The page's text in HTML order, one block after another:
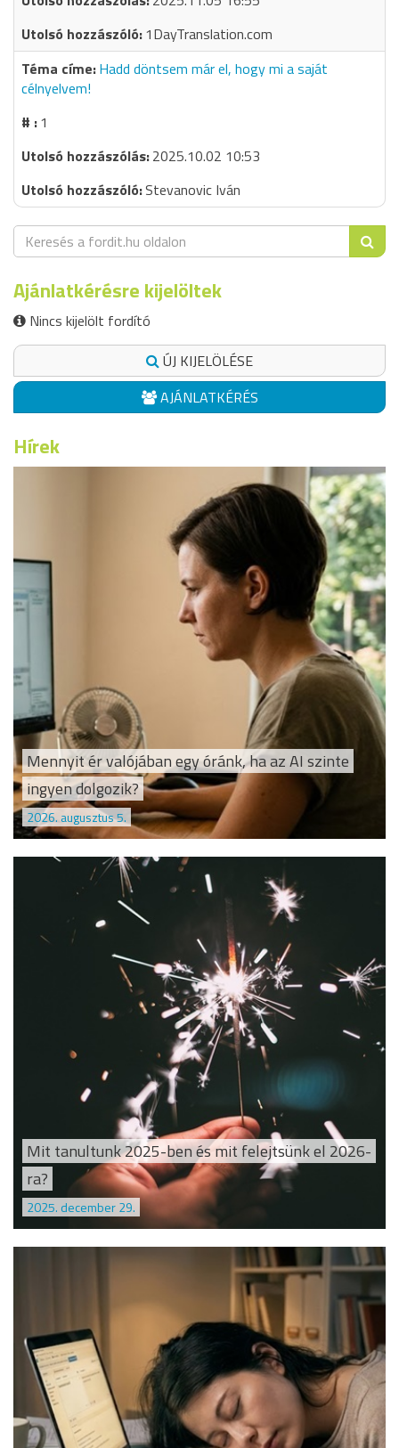
1DayTranslation.com
Hadd döntsem már el, hogy mi a saját
célnyelvem!
1
2025.10.02 10:53
Stevanovic Iván
Ajánlatkérésre kijelöltek
Nincs kijelölt fordító
ÚJ KIJELÖLÉSE
AJÁNLATKÉRÉS
Hírek
Mennyit ér valójában egy óránk, ha az AI szinte
ingyen dolgozik?
2026. augusztus 5.
Mit tanultunk 2025-ben és mit felejtsünk el 2026-
ra?
2025. december 29.